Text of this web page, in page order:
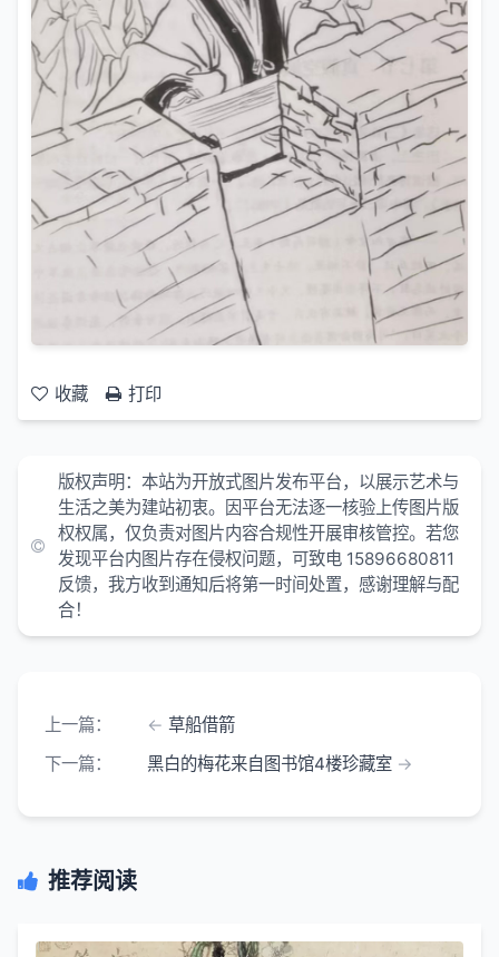
收藏 打印
版权声明：本站为开放式图片发布平台，以展示艺术与
生活之美为建站初衷。因平台无法逐一核验上传图片版
权权属，仅负责对图片内容合规性开展审核管控。若您
发现平台内图片存在侵权问题，可致电 15896680811
反馈，我方收到通知后将第一时间处置，感谢理解与配
合！
上一篇：
草船借箭
下一篇：
黑白的梅花来自图书馆4楼珍藏室
推荐阅读